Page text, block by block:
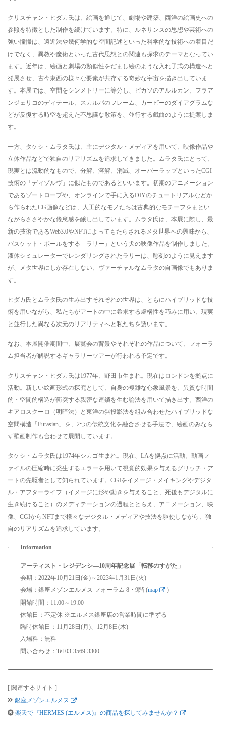
クリスチャン・ヒダカ氏は、絵画を通じて、劇場や建築、西洋の絵画史への
参照を特徴とした制作を続けています。特に、ルネサンスの思想や芸術への
強い憧憬は、遠近法や幾何学的な空間記述といった科学的な技術への着目だ
けでなく、異教や魔術といった古代思想との関連も探求のテーマとなってい
ます。近年は、絵画と劇場の類似性をだまし絵のような入れ子式の構造へと
発展させ、古今東西の様々な要素が共存する奇妙な宇宙を描き出していま
す。本展では、空間をシンメトリーに等分し、ピカソのアルルカン、フラア
ンジェリコのディテール、スカルパのフレーム、カービーのダイアグラムな
どが反復する時空を超えた不思議な散策を、並行する戯曲のように提案しま
す。
一方、タケシ・ムラタ氏は、主にデジタル・メディアを用いて、映像作品や
立体作品などで独自のリアリズムを追求してきました。ムラタ氏にとって、
現実とは流動的なもので、分解、溶解、消滅、オーバーラップといったCGI
技術の「ディゾルヴ」に似たものであるといいます。初期のアニメーション
であるゾートロープや、オンラインで手に入るDIYのチュートリアルなどか
ら作られたCG画像などは、人工的なモノたちは古典的なモチーフをまとい
ながらささやかな倦怠感を醸し出しています。ムラタ氏は、本展に際し、最
新の技術であるWeb3.0やNFTによってもたらされるメタ世界への興味から、
バスケット・ボールをする「ラリー」という犬の映像作品を制作しました。
液体シミュレーターでレンダリングされたラリーは、彫刻のように見えます
が、メタ世界にしか存在しない、ヴァーチャルなムラタの自画像でもありま
す。
ヒダカ氏とムラタ氏の生み出すそれぞれの世界は、ともにハイブリッドな技
術を用いながら、私たちがアートの中に希求する虚構性を巧みに用い、現実
と並行した異なる次元のリアリティへと私たちを誘います。
なお、本展開催期間中、展覧会の背景やそれぞれの作品について、フォーラ
ム担当者が解説するギャラリーツアーが行われる予定です。
クリスチャン・ヒダカ氏は1977年、野田市生まれ。現在はロンドンを拠点に
活動。新しい絵画形式の探究として、自身の複雑な心象風景を、異質な時間
的・空間的構造が衝突する親密な連鎖を生む論法を用いて描き出す。西洋の
キアロスクーロ（明暗法）と東洋の斜投影法を組み合わせたハイブリッドな
空間構造「Eurasian」を、2つの伝統文化を融合させる手法で、絵画のみなら
ず壁画制作も合わせて展開しています。
タケシ・ムラタ氏は1974年シカゴ生まれ。現在、LAを拠点に活動。動画フ
ァイルの圧縮時に発生するエラーを用いて視覚的効果を与えるグリッチ・ア
ートの先駆者として知られています。CGIをイメージ・メイキングやデジタ
ル・アフターライフ（イメージに形や動きを与えること、死後もデジタルに
生き続けること）のメディテーションの過程ととらえ、アニメーション、映
像、CGIからNFTまで様々なデジタル・メディアや技法を駆使しながら、独
自のリアリズムを追求しています。
アーティスト・レジデンシ―10周年記念展「転移のすがた」
会期：2022年10月21日(金)～2023年1月31日(火)
会場：銀座メゾンエルメス フォーラム 8・9階 (map
)
開館時間：11:00～19:00
休館日：不定休 ※エルメス銀座店の営業時間に準ずる
臨時休館日：11月28日(月)、12月8日(木)
入場料：無料
問い合わせ：Tel.03-3569-3300
[ 関連するサイト ]
銀座メゾンエルメス
楽天で『HERMES (エルメス)』の商品を探してみませんか？